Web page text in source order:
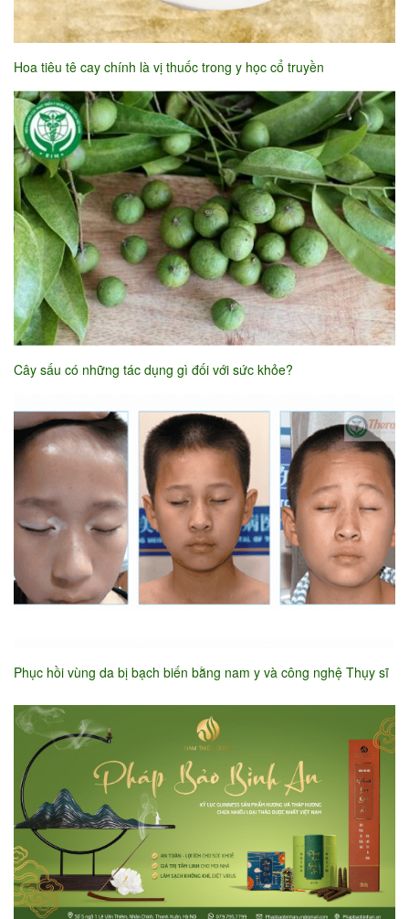
Hoa tiêu tê cay chính là vị thuốc trong y học cổ truyền
Cây sấu có những tác dụng gì đối với sức khỏe?
Phục hồi vùng da bị bạch biến bằng nam y và công nghệ Thụy sĩ